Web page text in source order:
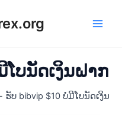
ບນັດເງິນຝາກ
- ຮັບ bibvip $10 ບໍ່ມີໂບນັດເງິນ